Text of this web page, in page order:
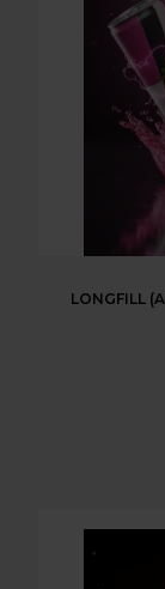
LONGFILL